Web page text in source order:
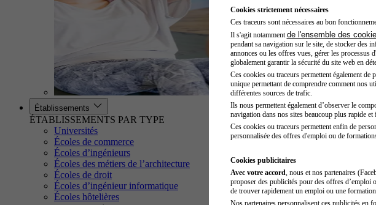
Établissements
ÉTABLISSEMENTS PAR TYPE
Universités
Écoles de commerce
Écoles d’ingénieurs
Écoles des métiers de l’architecture
Écoles de droit
Écoles d’ingénieur informatique
Écoles hôtelières
Cookies strictement nécessaires
Ces traceurs sont nécessaires au bon
Il s'agit notamment de l'ensemble des
pendant sa navigation sur le site, de stocker des
annonces ou les offres vues, gérer les
globalement garantir la sécurité du site web en
Ces cookies ou traceurs permettent également
unique permettant de comprendre comment nos
différentes sources de trafic.
Ils nous permettent également d’observer le
navigation dans nos sites beaucoup plus rapide et
Ces cookies ou traceurs permettent enfin de
personnalisée des offres d'emploi ou de
Cookies publicitaires
Avec votre accord , nous et nos partenaires
proposer des publicités pour des offres d’emploi
de trouver rapidement un emploi ou une formation.
Nos partenaires personnalisent ces publicités en